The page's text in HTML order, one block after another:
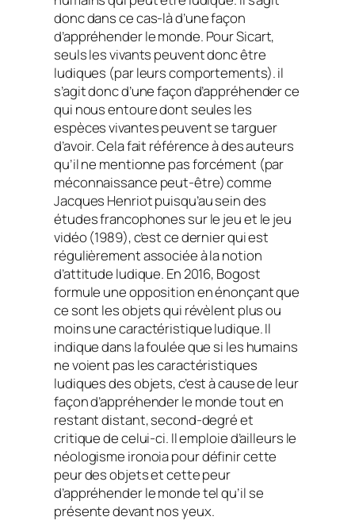
donc dans ce cas-là d’une façon
d’appréhender le monde. Pour Sicart,
seuls les vivants peuvent donc être
ludiques (par leurs comportements). il
s’agit donc d’une façon d’appréhender ce
qui nous entoure dont seules les
espèces vivantes peuvent se targuer
d’avoir. Cela fait référence à des auteurs
qu’il ne mentionne pas forcément (par
méconnaissance peut-être) comme
Jacques Henriot puisqu’au sein des
études francophones sur le jeu et le jeu
vidéo (1989), c’est ce dernier qui est
régulièrement associée à la notion
d’attitude ludique. En 2016, Bogost
formule une opposition en énonçant que
ce sont les objets qui révèlent plus ou
moins une caractéristique ludique. Il
indique dans la foulée que si les humains
ne voient pas les caractéristiques
ludiques des objets, c’est à cause de leur
façon d’appréhender le monde tout en
restant distant, second-degré et
critique de celui-ci. Il emploie d’ailleurs le
néologisme ironoiapour définir cette
peur des objets et cette peur
d’appréhender le monde tel qu’il se
présente devant nos yeux.